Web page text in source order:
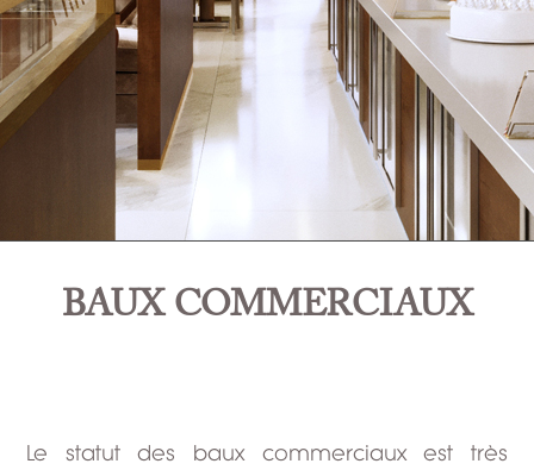
BAUX COMMERCIAUX
Le statut des baux commerciaux est très